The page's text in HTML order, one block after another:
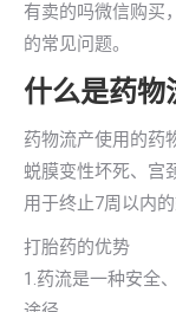
有卖的吗微信购买
的常见问题。
什么是药物
药物流产使用的药
蜕膜变性坏死、宫
用于终止7周以内
打胎药的优势
1.药流是一种安全